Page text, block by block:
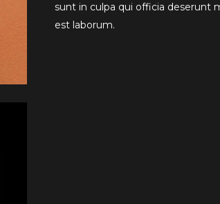
sunt in culpa qui officia deserunt
est laborum.